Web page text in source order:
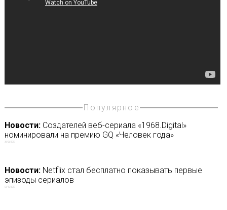
Популярное
Новости:Создателей веб-сериала «1968.Digital»
номинировали на премию GQ «Человек года»
31/05/2019
Новости:Netflix стал бесплатно показывать первые
эпизоды сериалов
01/10/2019